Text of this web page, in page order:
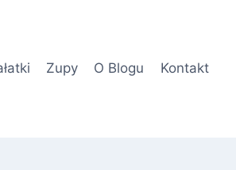
Zupy O Blogu Kontakt